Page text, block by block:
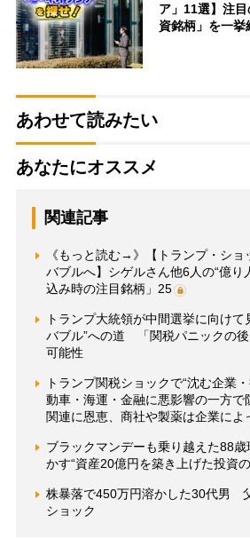
ア」11選】注
資銘柄」を一挙
あわせて読みたい
あなたにオススメ
関連記事
《もっと読む→》【トランプ・ショ
バブルへ】シゲルさん他6人の“億り
込み時の注目銘柄」25
トランプ大統領が中間選挙に向けて
バブル”への道 「関税パニックの
可能性
トランプ関税ショックで“沈む企業
動車・海運・金融に悪影響の一方で
関連に恩恵、商社や製薬は企業によ
ブラックマンデーも乗り越えた88
かす“資産20億円を築き上げた投資
株暴落で450万円溶かした30代男
ショック